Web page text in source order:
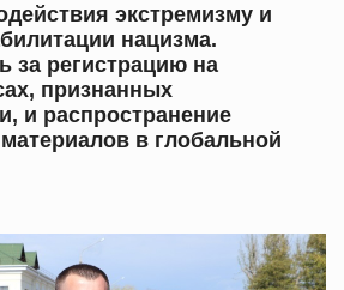
экстремизму и
нацизма.
за регистрацию на
признанных
и распространение
в глобальной